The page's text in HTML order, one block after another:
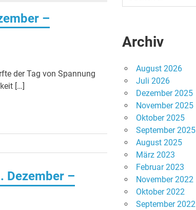
–
der Tag von Spannung
[…]
Dezember –
Archiv
August 2026
Juli 2026
Dezember 2025
November 2025
Oktober 2025
September 2025
August 2025
März 2023
Februar 2023
November 2022
Oktober 2022
September 2022